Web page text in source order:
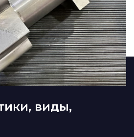
виды,